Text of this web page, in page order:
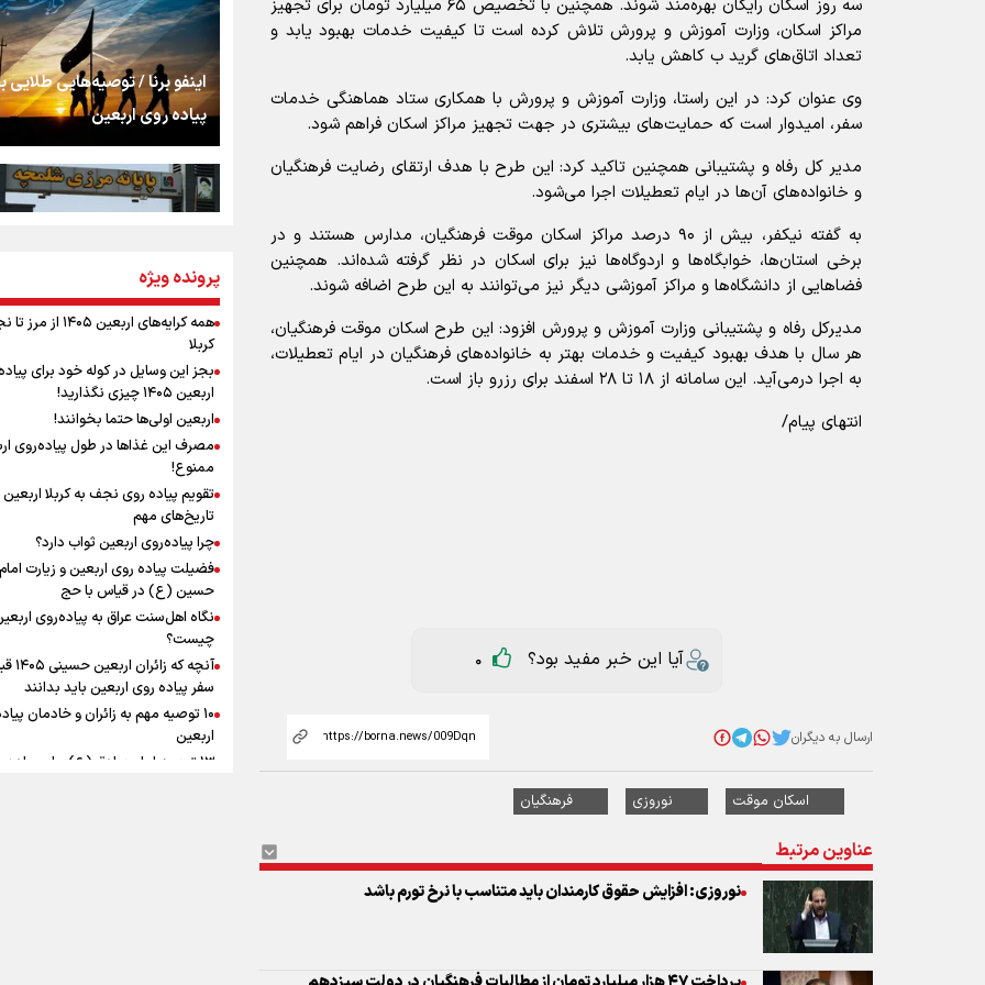
سه روز اسکان رایگان بهره‌مند شوند. همچنین با تخصیص ۶۵ میلیارد تومان برای تجهیز
مراکز اسکان، وزارت آموزش و پرورش تلاش کرده است تا کیفیت خدمات بهبود یابد و
تعداد اتاق‌های گرید ب کاهش یابد.
وی عنوان کرد: در این راستا، وزارت آموزش و پرورش با همکاری ستاد هماهنگی خدمات
سفر، امیدوار است که حمایت‌های بیشتری در جهت تجهیز مراکز اسکان فراهم شود.
مدیر کل رفاه و پشتیبانی همچنین تاکید کرد: این طرح با هدف ارتقای رضایت فرهنگیان
و خانواده‌های آن‌ها در ایام تعطیلات اجرا می‌شود.
به گفته نیکفر، بیش از ۹۰ درصد مراکز اسکان موقت فرهنگیان، مدارس هستند و در
برخی استان‌ها، خوابگاه‌ها و اردوگاه‌ها نیز برای اسکان در نظر گرفته شده‌اند. همچنین
فضاهایی از دانشگاه‌ها و مراکز آموزشی دیگر نیز می‌توانند به این طرح اضافه شوند.
مدیرکل رفاه و پشتیبانی وزارت آموزش و پرورش افزود: این طرح اسکان موقت فرهنگیان،
هر سال با هدف بهبود کیفیت و خدمات بهتر به خانواده‌های فرهنگیان در ایام تعطیلات،
به اجرا درمی‌آید. این سامانه از ۱۸ تا ۲۸ اسفند برای رزرو باز است.
انتهای پیام/
نوروزی فرهنگیان
نوروزی: افزایش حقوق کارمندان باید متناسب با نرخ تورم باشد
اشک
جمله‌ای که بغض
را شکست؛ «آهای
تهران رفتند»
سه حسرتی که به
نگاه تمدنی رهبر
فضای مجازی
رابطه کارگر و کارفرما
به زوجیت
اینفو برنا / توصیه‌هایی طلایی
پیاده روی اربعین
اینفو برنا / جدول کامل فاصله
شلمچه تا شهرهای زیارتی عراق
اینفو برنا/ میزان مالیات بر
افزوده چقدر است؟
اینفوبرنا/ سقف معافیت
حقوق کارکنان دولت و
در بودجه ۱۴۰۵ چقدر است؟
پرونده ویژه
همه کرایه‌های اربعین ۱۴۰۵
کربلا
بجز این وسایل در کوله خود برای
اربعین ۱۴۰۵ چیزی نگذارید!
اربعین اولی‌ها حتما بخوانند!
مصرف این غذاها در طول پیاده‌روی
ممنوع!
تاریخ‌های مهم
چرا پیاده‌روی اربعین ثواب دارد؟
فضیلت پیاده روی اربعین و زیارت امام
حسین (ع) در قیاس با حج
نگاه اهل‌سنت عراق به پیاده‌روی
چیست؟
آنچه که
سفر پیاده روی اربعین باید بدانند
۱۰ توصیه مهم به زائران و خادمان
اربعین
۱۳ توصیه امام صادق (ع) برای